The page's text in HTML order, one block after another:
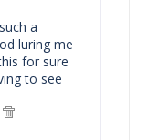
a
luring me
for sure
to see